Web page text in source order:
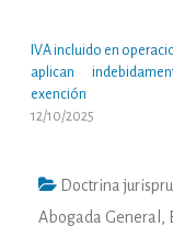
IVA incluido en
aplican
exención
12/10/2025
Doctrina
Abogada General ,